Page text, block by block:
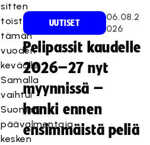
sitten
toistamiseen
tämän
vuoden
keväälle.
Samalla
vaihtui
Suomen
päävalmentaja
kesken
UUTISET
06.08.2
026
Pelipassit kaudelle
2026–27 nyt
myynnissä –
hanki ennen
ensimmäistä peliä